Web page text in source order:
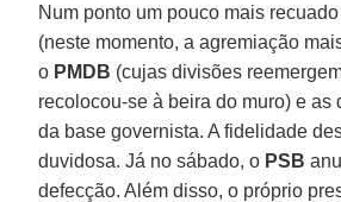
Num ponto um pouco mais
(neste momento, a agremiação
o PMDB (cujas divisões
recolocou-se à beira do muro) e as
da base governista. A fidelidade
duvidosa. Já no sábado, o PSB
defecção. Além disso, o próprio